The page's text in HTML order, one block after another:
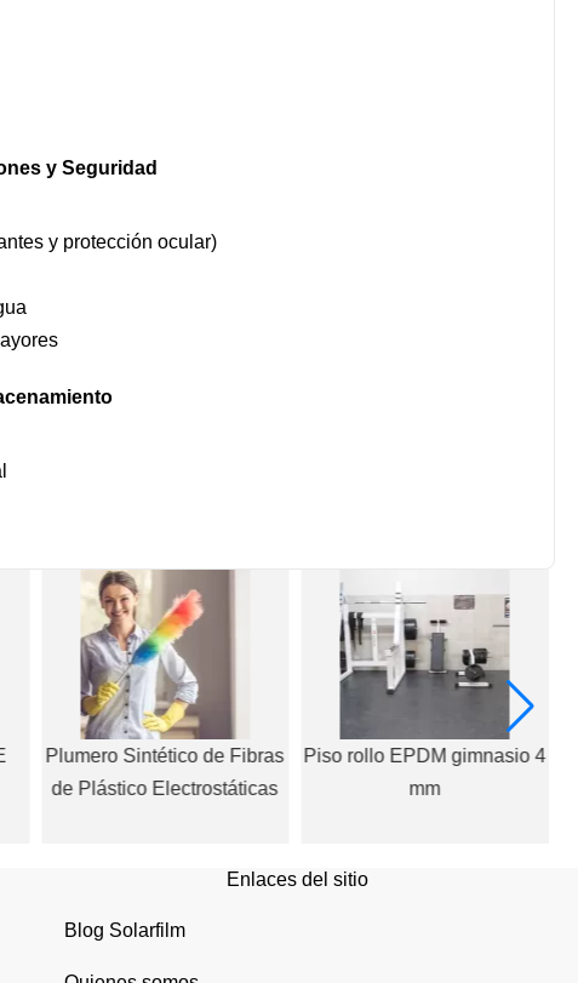
y Seguridad
y protección ocular)
Plumero Sintético de Fibras
de Plástico Electrostáticas
Piso rollo EPDM gimnasio 4
mm
Enlaces del sitio
Blog Solarfilm